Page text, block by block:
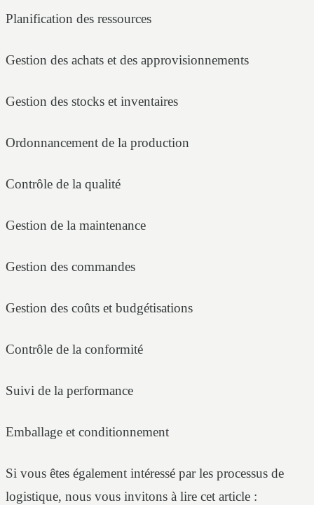
Planification des ressources
Gestion des achats et des approvisionnements
Gestion des stocks et inventaires
Ordonnancement de la production
Contrôle de la qualité
Gestion de la maintenance
Gestion des commandes
Gestion des coûts et budgétisations
Contrôle de la conformité
Suivi de la performance
Emballage et conditionnement
Si vous êtes également intéressé par les processus de
logistique, nous vous invitons à lire cet article :